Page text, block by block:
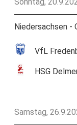
Niedersachsen -
VfL
HSG
Samstag,